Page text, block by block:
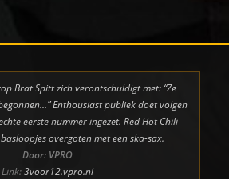
Brat Spitt zich verontschuldigt met: “Ze
Enthousiast publiek doet volgen
eerste nummer ingezet. Red Hot Chili
overgoten met een ska-sax.
Door: VPRO
Link:3voor12.vpro.nl